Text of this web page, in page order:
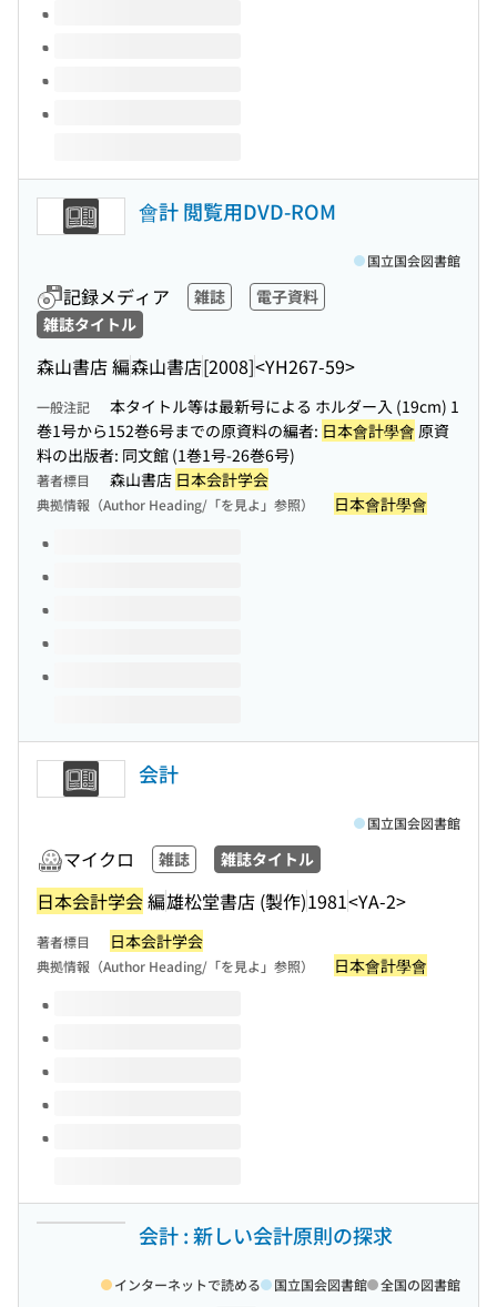
會計 閲覧用DVD-ROM
記録メディア 雑誌
電子資料
雑誌タイトル
森山書店 編森山書店[2008]<YH267-59>
国立国会図書館
一般注記
本タイトル等は最新号による ホルダー入 (19cm) 1
巻1号から152巻6号までの原資料の編者: 日本會計學會 原資
料の出版者: 同文館 (1巻1号-26巻6号)
著者標目 森山書店 日本会計学会
典拠情報（Author Heading/「を見よ」参照） 日本會計學會
このタイトルの巻号
会計
マイクロ 雑誌 雑誌タイトル
日本会計学会編雄松堂書店 (製作)1981<YA-2>
国立国会図書館
著者標目 日本会計学会
典拠情報（Author Heading/「を見よ」参照） 日本會計學會
このタイトルの巻号
会計 : 新しい会計原則の探求
インターネットで読める 国立国会図書館 全国の図書館